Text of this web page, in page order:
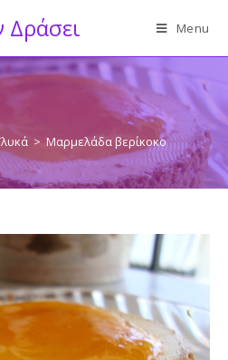
Δράσει Menu
> Μαρμελάδα βερίκοκο